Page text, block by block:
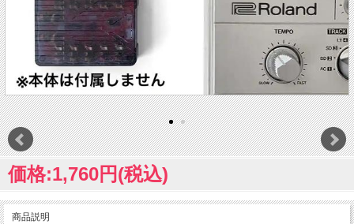
価格:1,760円(税込)
商品説明